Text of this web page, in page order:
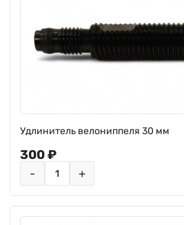
Удлинитель велониппеля 30 мм
300 ₽
- +